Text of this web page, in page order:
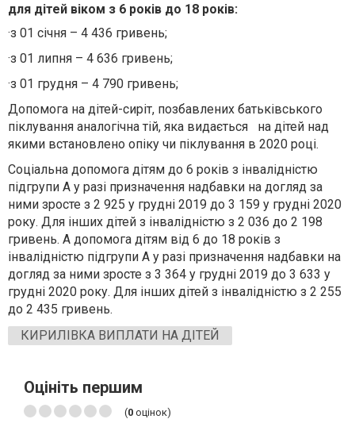
для дітей віком з 6 років до 18 років:
·з 01 січня – 4 436 гривень;
·з 01 липня – 4 636 гривень;
·з 01 грудня – 4 790 гривень;
Допомога на дітей-сиріт, позбавлених батьківського
піклування аналогічна тій, яка видається на дітей над
якими встановлено опіку чи піклування в 2020 році.
Соціальна допомога дітям до 6 років з інвалідністю
підгрупи А у разі призначення надбавки на догляд за
ними зросте з 2 925 у грудні 2019 до 3 159 у грудні 2020
року. Для інших дітей з інвалідністю з 2 036 до 2 198
гривень. А допомога дітям від 6 до 18 років з
інвалідністю підгрупи А у разі призначення надбавки на
догляд за ними зросте з 3 364 у грудні 2019 до 3 633 у
грудні 2020 року. Для інших дітей з інвалідністю з 2 255
до 2 435 гривень.
КИРИЛІВКА ВИПЛАТИ НА ДІТЕЙ
Оцініть першим
(0 оцінок)